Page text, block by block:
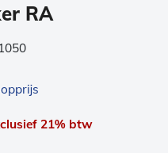
RA
21% btw